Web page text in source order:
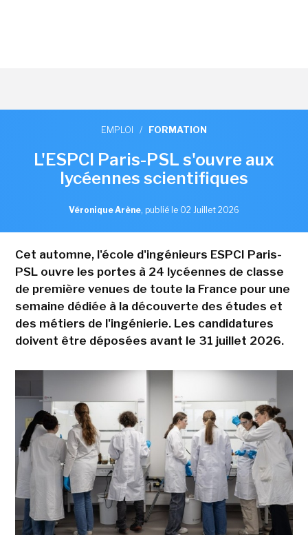
EMPLOI / FORMATION
L'ESPCI Paris-PSL s'ouvre aux
lycéennes scientifiques
Véronique Arène, publié le 02 Juillet 2026
Cet automne, l'école d'ingénieurs ESPCI Paris-
PSL ouvre les portes à 24 lycéennes de classe
de première venues de toute la France pour une
semaine dédiée à la découverte des études et
des métiers de l'ingénierie. Les candidatures
doivent être déposées avant le 31 juillet 2026.